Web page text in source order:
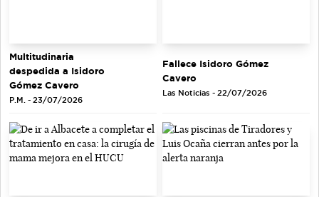
Multitudinaria
despedida a Isidoro
Gómez Cavero
P.M. - 23/07/2026
Fallece Isidoro Gómez
Cavero
Las Noticias - 22/07/2026